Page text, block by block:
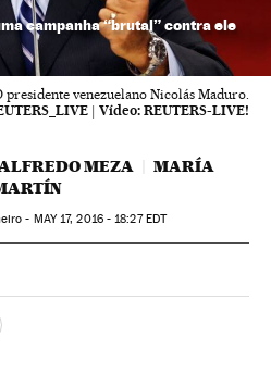
campanha “brutal” contra ele
presidente venezuelano Nicolás Maduro.
| Vídeo: REUTERS-LIVE!
MEZA
MARÍA
- MAY17, 2016 - 18:27EDT
Sociales